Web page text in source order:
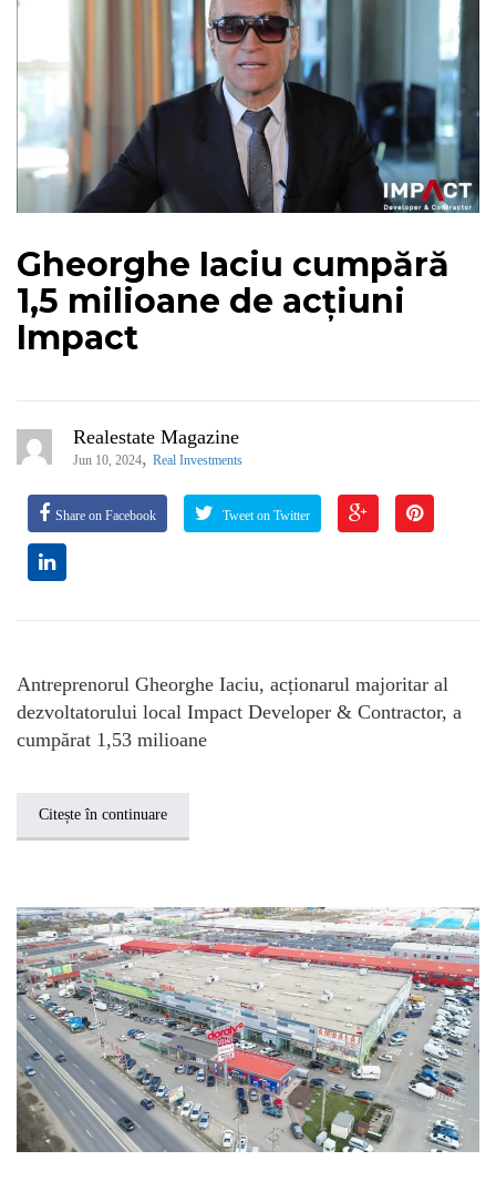
Gheorghe Iaciu cumpără
1,5 milioane de acțiuni
Impact
Realestate Magazine
Jun 10, 2024, Real Investments
Share on Facebook Tweet on Twitter
Antreprenorul Gheorghe Iaciu, acționarul majoritar al
dezvoltatorului local Impact Developer & Contractor, a
cumpărat 1,53 milioane
Citește în continuare